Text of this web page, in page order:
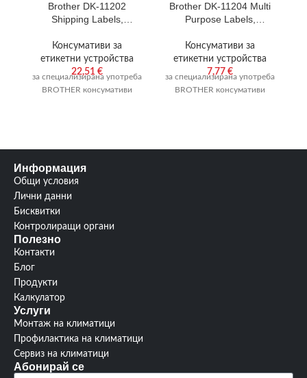
Brother DK-11202
Shipping Labels,
labels per roll, Black on
White
Консумативи за
етикетни устройства
22,51 €
за специализирана употреба
BROTHER консумативи
Brother DK-11204 Multi
Purpose Labels,
per roll, Black on White
Консумативи за
етикетни устройства
7,77 €
за специализирана употреба
BROTHER консумативи
Информация
Общи условия
Лични данни
Бисквитки
Контролиращи органи
Полезно
Контакти
Блог
Продукти
Калкулатор
Услуги
Монтаж на климатици
Профилактика на климатици
Сервиз на климатици
Абонирай се